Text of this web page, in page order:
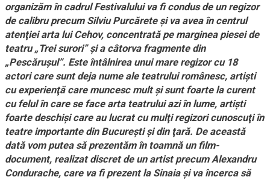
organizăm în cadrul Festivalului va fi condus de un regizor
de calibru precum Silviu Purcărete şi va avea în centrul
atenţiei arta lui Cehov, concentrată pe marginea piesei de
teatru „Trei surori” şi a câtorva fragmente din
„Pescăruşul”. Este întâlnirea unui mare regizor cu 18
actori care sunt deja nume ale teatrului românesc, artişti
cu experienţă care muncesc mult şi sunt foarte la curent
cu felul în care se face arta teatrului azi în lume, artişti
foarte deschişi care au lucrat cu mulţi regizori cunoscuţi în
teatre importante din Bucureşti şi din ţară. De această
dată vom putea să prezentăm în toamnă un film-
document, realizat discret de un artist precum Alexandru
Condurache, care va fi prezent la Sinaia şi va încerca să